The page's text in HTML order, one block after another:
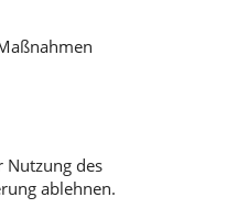
Nutzung des
ablehnen.